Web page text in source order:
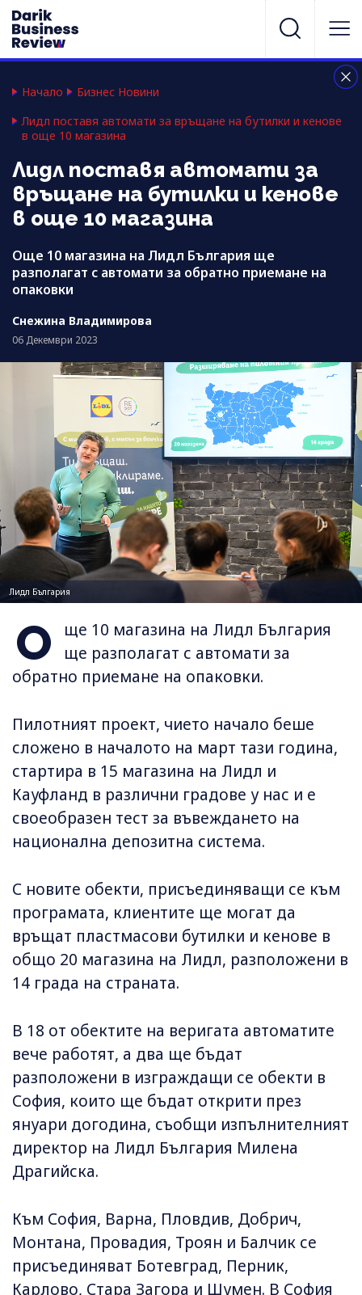
Начало
Бизнес Новини
Лидл поставя автомати за връщане на бутилки и кенове
в още 10 магазина
Лидл поставя автомати за
връщане на бутилки и кенове
в още 10 магазина
Още 10 магазина на Лидл България ще
разполагат с автомати за обратно приемане на
опаковки
Снежина Владимирова
06 Декември 2023
Лидл България
О
ще 10 магазина на Лидл България
ще разполагат с автомати за
обратно приемане на опаковки.
Пилотният проект, чието начало беше
сложено в началото на март тази година,
стартира в 15 магазина на Лидл и
Кауфланд в различни градове у нас и е
своеобразен тест за въвеждането на
национална депозитна система.
С новите обекти, присъединяващи се към
програмата, клиентите ще могат да
връщат пластмасови бутилки и кенове в
общо 20 магазина на Лидл, разположени в
14 града на страната.
В 18 от обектите на веригата автоматите
вече работят, а два ще бъдат
разположени в изграждащи се обекти в
София, които ще бъдат открити през
януари догодина, съобщи изпълнителният
директор на Лидл България Милена
Драгийска.
Към София, Варна, Пловдив, Добрич,
Монтана, Провадия, Троян и Балчик се
присъединяват Ботевград, Перник,
Карлово, Стара Загора и Шумен. В София